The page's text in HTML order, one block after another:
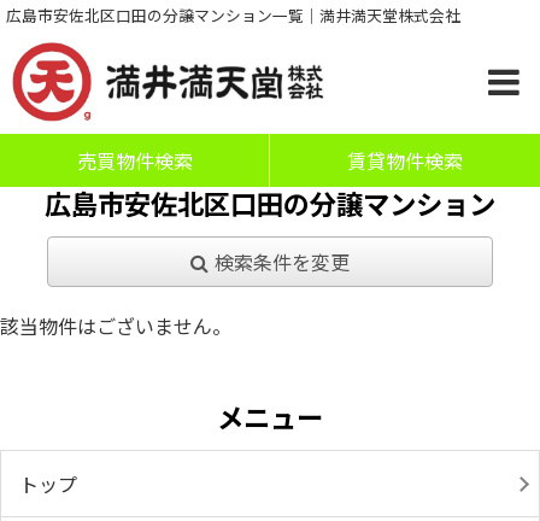
広島市安佐北区口田の分譲マンション一覧｜満井満天堂株式会社
売買物件検索 賃貸物件検索
広島市安佐北区口田の分譲マンション
検索条件を変更
該当物件はございません。
メニュー
トップ